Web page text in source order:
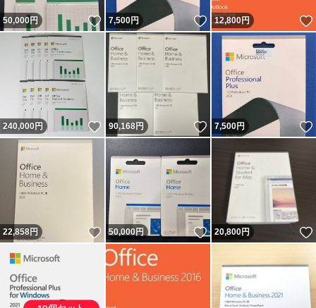
50,000円 いいね！
7,500円 いいね！
12,800円
240,000円 いいね！
90,168円 いいね！
7,500円
22,858円 いいね！
50,000円 いいね！
20,800円